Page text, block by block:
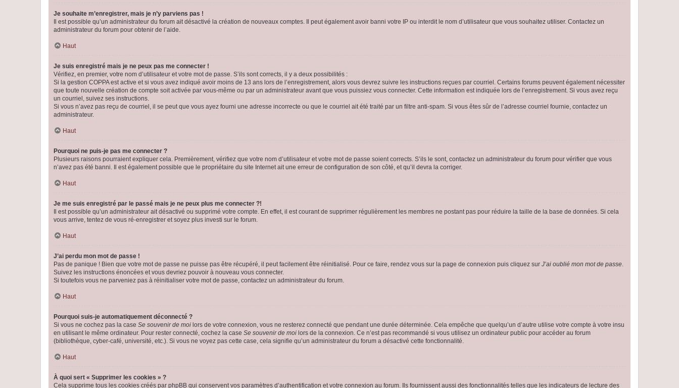
Je souhaite m’enregistrer, mais je n’y parviens pas !
Il est possible qu’un administrateur du forum ait désactivé la création de nouveaux comptes. Il peut également avoir banni votre IP ou interdit le nom d’utilisateur que vous souhaitez utiliser. Contactez un
administrateur du forum pour obtenir de l’aide.
Haut
Je suis enregistré mais je ne peux pas me connecter !
Vérifiez, en premier, votre nom d’utilisateur et votre mot de passe. S’ils sont corrects, il y a deux possibilités :
Si la gestion COPPA est active et si vous avez indiqué avoir moins de 13 ans lors de l’enregistrement, alors vous devrez suivre les instructions reçues par courriel. Certains forums peuvent également nécessiter
que toute nouvelle création de compte soit activée par vous-même ou par un administrateur avant que vous puissiez vous connecter. Cette information est indiquée lors de l’enregistrement. Si vous avez reçu
un courriel, suivez ses instructions.
Si vous n’avez pas reçu de courriel, il se peut que vous ayez fourni une adresse incorrecte ou que le courriel ait été traité par un filtre anti-spam. Si vous êtes sûr de l’adresse courriel fournie, contactez un
administrateur.
Haut
Pourquoi ne puis-je pas me connecter ?
Plusieurs raisons pourraient expliquer cela. Premièrement, vérifiez que votre nom d’utilisateur et votre mot de passe soient corrects. S’ils le sont, contactez un administrateur du forum pour vérifier que vous
n’avez pas été banni. Il est également possible que le propriétaire du site Internet ait une erreur de configuration de son côté, et qu’il devra la corriger.
Haut
Je me suis enregistré par le passé mais je ne peux plus me connecter ?!
Il est possible qu’un administrateur ait désactivé ou supprimé votre compte. En effet, il est courant de supprimer régulièrement les membres ne postant pas pour réduire la taille de la base de données. Si cela
vous arrive, tentez de vous ré-enregistrer et soyez plus investi sur le forum.
Haut
J’ai perdu mon mot de passe !
Pas de panique ! Bien que votre mot de passe ne puisse pas être récupéré, il peut facilement être réinitialisé. Pour ce faire, rendez vous sur la page de connexion puis cliquez sur J’ai oublié mon mot de passe.
Suivez les instructions énoncées et vous devriez pouvoir à nouveau vous connecter.
Si toutefois vous ne parveniez pas à réinitialiser votre mot de passe, contactez un administrateur du forum.
Haut
Pourquoi suis-je automatiquement déconnecté ?
Si vous ne cochez pas la case Se souvenir de moi lors de votre connexion, vous ne resterez connecté que pendant une durée déterminée. Cela empêche que quelqu’un d’autre utilise votre compte à votre insu
en utilisant le même ordinateur. Pour rester connecté, cochez la case Se souvenir de moi lors de la connexion. Ce n’est pas recommandé si vous utilisez un ordinateur public pour accéder au forum
(bibliothèque, cyber-café, université, etc.). Si vous ne voyez pas cette case, cela signifie qu’un administrateur du forum a désactivé cette fonctionnalité.
Haut
À quoi sert « Supprimer les cookies » ?
Cela supprime tous les cookies créés par phpBB qui conservent vos paramètres d’authentification et votre connexion au forum. Ils fournissent aussi des fonctionnalités telles que les indicateurs de lecture des